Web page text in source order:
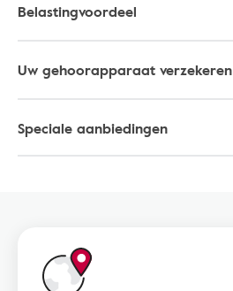
Belastingvoordeel
Uw gehoorapparaat verzekeren
Speciale aanbiedingen